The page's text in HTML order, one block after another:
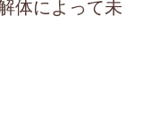
体によって未